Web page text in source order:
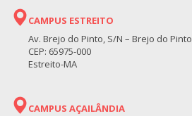
CAMPUS ESTREITO
Av. Brejo do Pinto, S/N – Brejo do Pinto
CEP: 65975-000
Estreito-MA
CAMPUS AÇAILÂNDIA